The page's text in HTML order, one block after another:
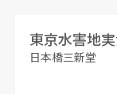
日本橋三新堂